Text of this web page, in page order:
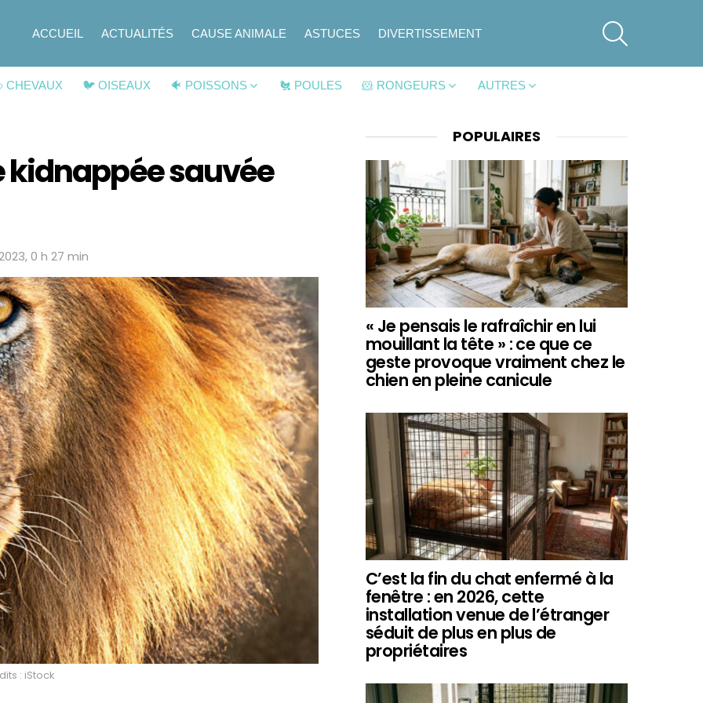
ACCUEIL ACTUALITÉS CAUSE ANIMALE ASTUCES DIVERTISSEMENT
CHEVAUX 🐦 OISEAUX 🐠 POISSONS 🐔 POULES 🐹 RONGEURS AUTRES
kidnappée sauvée
0 h 27 min
: iStock
POPULAIRES
« Je pensais le rafraîchir en lui
mouillant la tête » : ce que ce
geste provoque vraiment chez le
chien en pleine canicule
C’est la fin du chat enfermé à la
fenêtre : en 2026, cette
installation venue de l’étranger
séduit de plus en plus de
propriétaires